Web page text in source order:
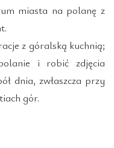
miasta na polanę z
z góralską kuchnią;
i robić zdjęcia
dnia, zwłaszcza przy
gór.